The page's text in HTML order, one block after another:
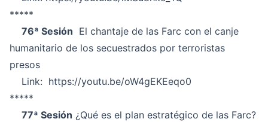
*****
76ª Sesión El chantaje de las Farc con el canje
humanitario de los secuestrados por terroristas
presos
Link: https://youtu.be/oW4gEKEeqo0
*****
77ª Sesión ¿Qué es el plan estratégico de las Farc?